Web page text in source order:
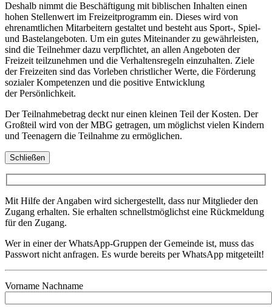
Deshalb nimmt die Beschäftigung mit biblischen Inhalten einen
hohen Stellenwert im Freizeitprogramm ein. Dieses wird von
ehrenamtlichen Mitarbeitern gestaltet und besteht aus Sport-, Spiel-
und Bastelangeboten. Um ein gutes Miteinander zu gewährleisten,
sind die Teilnehmer dazu verpflichtet, an allen Angeboten der
Freizeit teilzunehmen und die Verhaltensregeln einzuhalten. Ziele
der Freizeiten sind das Vorleben christlicher Werte, die Förderung
sozialer Kompetenzen und die positive Entwicklung
der Persönlichkeit.
Der Teilnahmebetrag deckt nur einen kleinen Teil der Kosten. Der
Großteil wird von der MBG getragen, um möglichst vielen Kindern
und Teenagern die Teilnahme zu ermöglichen.
Schließen
Mit Hilfe der Angaben wird sichergestellt, dass nur Mitglieder den
Zugang erhalten. Sie erhalten schnellstmöglichst eine Rückmeldung
für den Zugang.
Wer in einer der WhatsApp-Gruppen der Gemeinde ist, muss das
Passwort nicht anfragen. Es wurde bereits per WhatsApp mitgeteilt!
Vorname Nachname